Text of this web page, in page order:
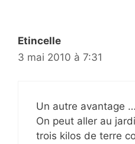
Etincelle
3 mai 2010 à 7:31
Un autre avantage …
On peut aller au
trois kilos de terre